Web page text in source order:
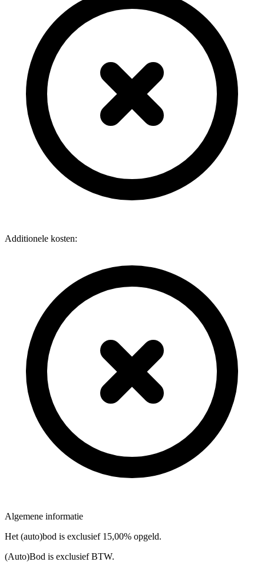
Additionele kosten:
Algemene informatie
Het (auto)bod is exclusief 15,00% opgeld.
(Auto)Bod is exclusief BTW.